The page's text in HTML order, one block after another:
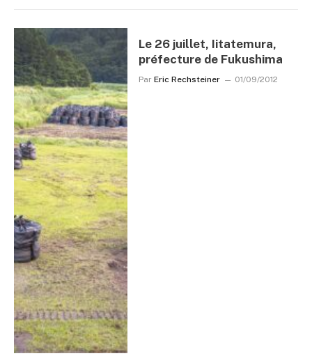
Le 26 juillet, Iitatemura,
préfecture de Fukushima
Par Eric Rechsteiner 01/09/2012